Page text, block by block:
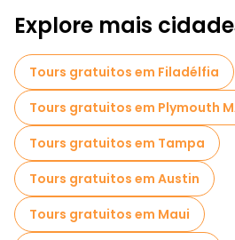
Explore mais
Tours gratuitos em Filadélfia
Tours gratuitos em Plymouth
Tours gratuitos em Tampa
Tours gratuitos em Austin
Tours gratuitos em Maui